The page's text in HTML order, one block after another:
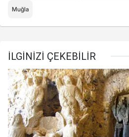
Muğla